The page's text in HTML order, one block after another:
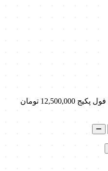
فول پکیج 12,500,000 تومان